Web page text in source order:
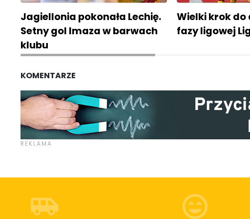
Jagiellonia pokonała Lechię.
Setny gol Imaza w barwach
klubu
Wielki krok do
fazy ligowej
KOMENTARZE